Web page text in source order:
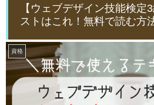
【ウェブデザイン技能検定
ストはこれ！無料で読む方
資格